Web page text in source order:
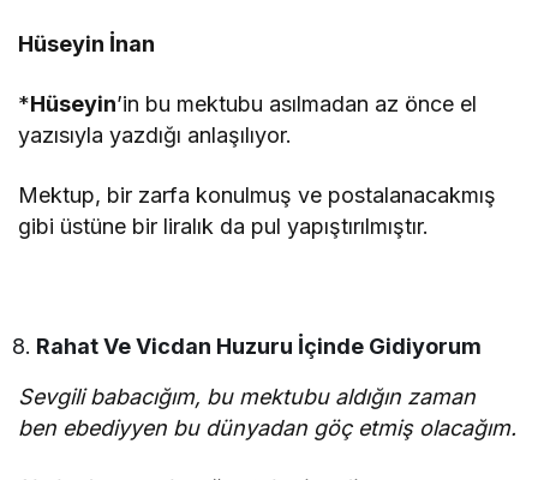
Hüseyin İnan
*Hüseyin’in bu mektubu asılmadan az önce el
yazısıyla yazdığı anlaşılıyor.
Mektup, bir zarfa konulmuş ve postalanacakmış
gibi üstüne bir liralık da pul yapıştırılmıştır.
Rahat Ve Vicdan Huzuru İçinde Gidiyorum
Sevgili babacığım, bu mektubu aldığın zaman
ben ebediyyen bu dünyadan göç etmiş olacağım.